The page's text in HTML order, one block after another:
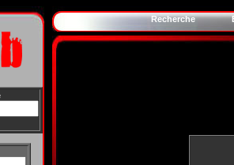
Recherche